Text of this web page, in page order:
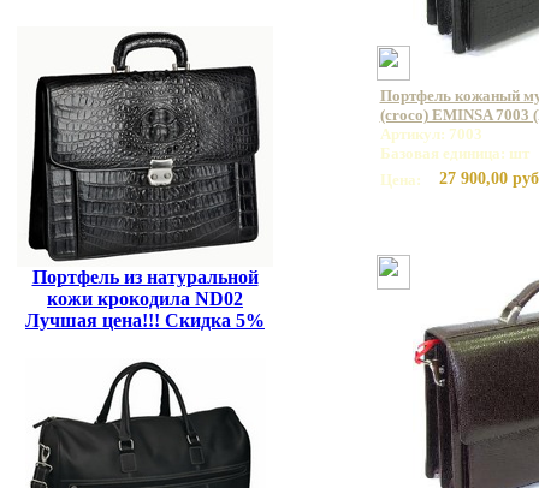
Портфель из натуральной
кожи крокодила ND02
Лучшая цена!!! Скидка 5%
Портфель кожаный
(croco) EMINSA 7003
Артикул: 7003
Базовая единица: шт
Цена:
27 900,00